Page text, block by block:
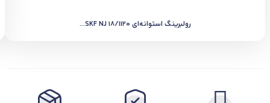
رولبرینگ استوانه‌ای SKF NJ 18/1120...